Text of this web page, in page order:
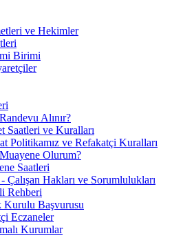
ve Hekimler
Birimi
Alınır?
Saatleri ve Kuralları
Politikamız ve Refakatçi Kuralları
Olurum?
Saatleri
Çalışan Hakları ve Sorumlulukları
Rehberi
Kurulu Başvurusu
Eczaneler
Kurumlar